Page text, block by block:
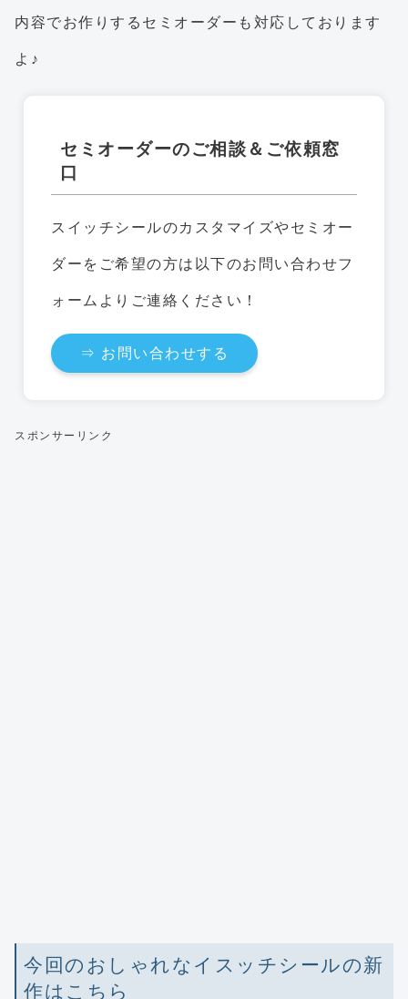
内容でお作りするセミオーダーも対応しております
よ♪
セミオーダーのご相談＆ご依頼窓
口
スイッチシールのカスタマイズやセミオー
ダーをご希望の方は以下のお問い合わせフ
ォームよりご連絡ください！
⇒ お問い合わせする
スポンサーリンク
今回のおしゃれなイスッチシールの新
作はこちら